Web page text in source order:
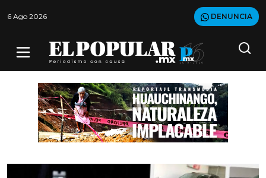
6 Ago 2026 DENUNCIA